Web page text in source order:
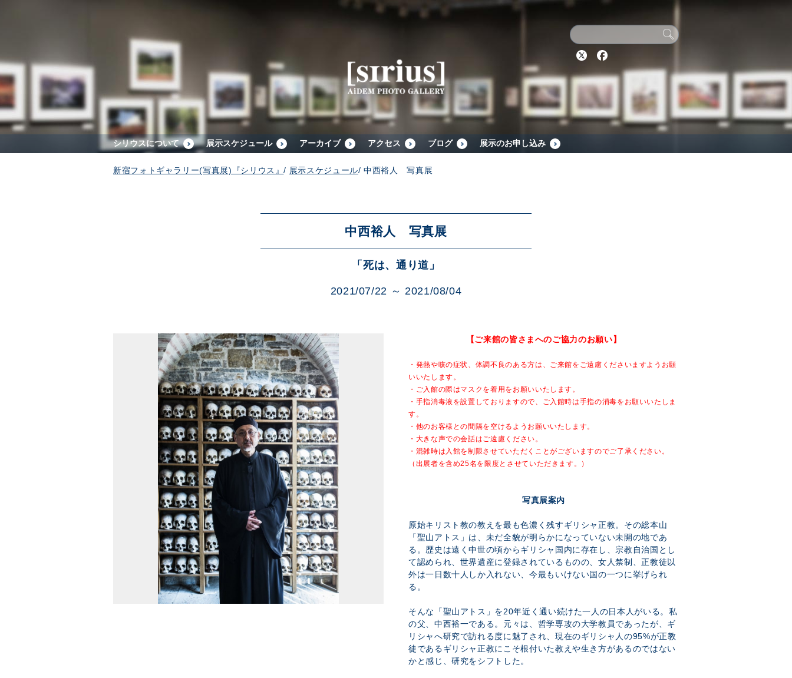
Twitter
シリウスについて 展示スケジュール アーカイブ アクセス ブログ 展示のお申し込み
新宿フォトギャラリー(写真展)『シリウス』/ 展示スケジュール/中西裕人 写真展
中西裕人 写真展
「死は、通り道」
2021/07/22 ～ 2021/08/04
【ご来館の皆さまへのご協力のお願い】
・発熱や咳の症状、体調不良のある方は、ご来館をご遠慮くださいますようお願
いいたします。
・ご入館の際はマスクを着用をお願いいたします。
・手指消毒液を設置しておりますので、ご入館時は手指の消毒をお願いいたしま
す。
・他のお客様との間隔を空けるようお願いいたします。
・大きな声での会話はご遠慮ください。
・混雑時は入館を制限させていただくことがございますのでご了承ください。
（出展者を含め25名を限度とさせていただきます。）
写真展案内
原始キリスト教の教えを最も色濃く残すギリシャ正教。その総本山
「聖山アトス」は、未だ全貌が明らかになっていない未開の地であ
る。歴史は遠く中世の頃からギリシャ国内に存在し、宗教自治国とし
て認められ、世界遺産に登録されているものの、女人禁制、正教徒以
外は一日数十人しか入れない、今最もいけない国の一つに挙げられ
る。
そんな「聖山アトス」を20年近く通い続けた一人の日本人がいる。私
の父、中西裕一である。元々は、哲学専攻の大学教員であったが、ギ
リシャへ研究で訪れる度に魅了され、現在のギリシャ人の95%が正教
徒であるギリシャ正教にこそ根付いた教えや生き方があるのではない
かと感じ、研究をシフトした。
展示スケジュール
アーカイブ